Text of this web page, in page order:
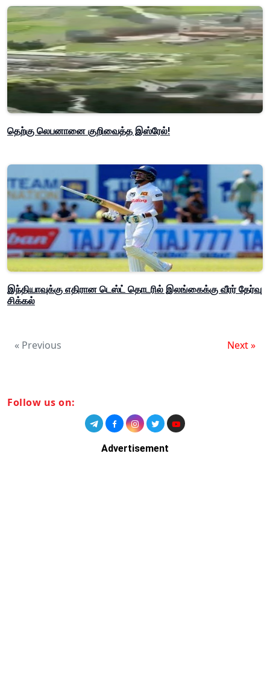
தெற்கு லெபனானை குறிவைத்த இஸ்ரேல்!
இந்தியாவுக்கு எதிரான டெஸ்ட் தொடரில் இலங்கைக்கு வீரர் தேர்வு
சிக்கல்
« Previous Next »
Follow us on:
Advertisement